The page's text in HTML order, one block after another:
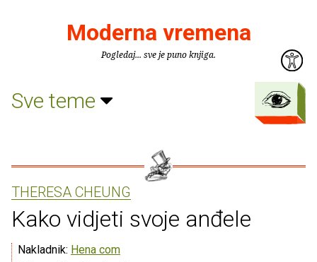
Moderna vremena
Pogledaj... sve je puno knjiga.
Sve teme
THERESA CHEUNG
Kako vidjeti svoje anđele
Nakladnik: Hena com